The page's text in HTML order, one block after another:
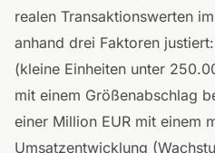
realen Transaktionswerten
anhand drei Faktoren
(kleine Einheiten unter
mit einem Größenabschlag
einer Million EUR mit einem
Umsatzentwicklung